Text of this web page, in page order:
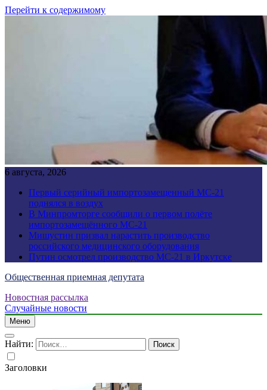
Перейти к содержимому
6 августа, 2026
Первый серийный импортозамещенный МС-21
поднялся в воздух
В Минпромторге сообщили о первом полёте
импортозамещённого МС-21
Мишустин призвал нарастить производство
российского медицинского оборудования
Путин осмотрел производство МС-21 в Иркутске
Общественная приемная депутата
Новостная рассылка
Случайные новости
Меню
Найти:
Заголовки